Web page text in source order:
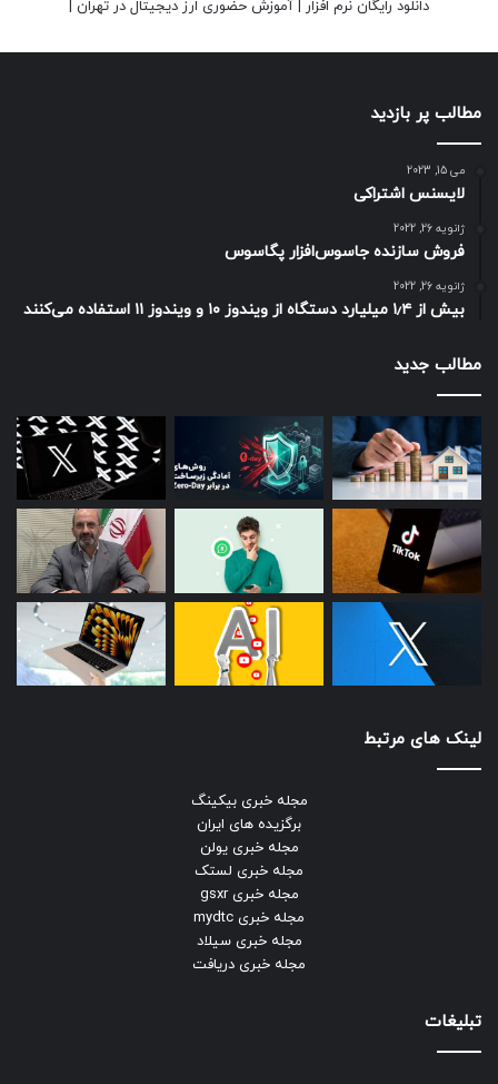
دانلود رایگان نرم افزار | آموزش حضوری ارز دیجیتال در تهران |
مطالب پر بازدید
می 15, 2023
لایسنس اشتراکی
ژانویه 26, 2022
فروش سازنده جاسوس‌افزار پگاسوس
ژانویه 26, 2022
بیش از ۱٫۴ میلیارد دستگاه از ویندوز ۱۰ و ویندوز ۱۱ استفاده می‌کنند
مطالب جدید
لینک های مرتبط
مجله خبری بیکینگ
برگزیده های ایران
مجله خبری یولن
مجله خبری لستک
مجله خبری gsxr
مجله خبری mydtc
مجله خبری سیلاد
مجله خبری دریافت
تبلیغات